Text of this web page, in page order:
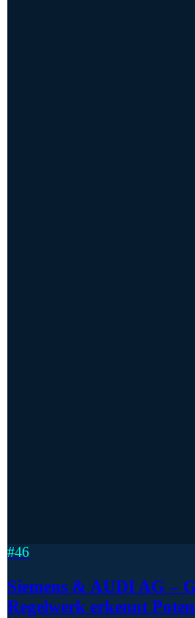
#46
Siemens & AUDI AG –
Regelwerk erkennt